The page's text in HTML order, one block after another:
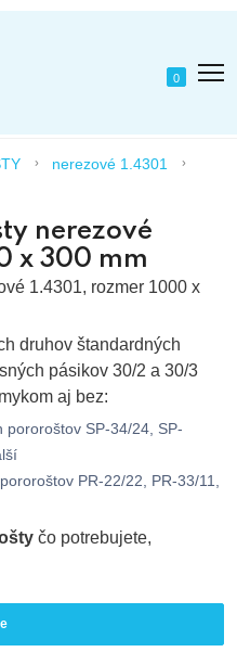
0
nerezové 1.4301
nerezové
x 300 mm
1.4301, rozmer 1000 x
druhov štandardných
pásikov 30/2 a 30/3
aj bez:
pororoštov SP-34/24, SP-
PR-22/22, PR-33/11,
čo potrebujete,